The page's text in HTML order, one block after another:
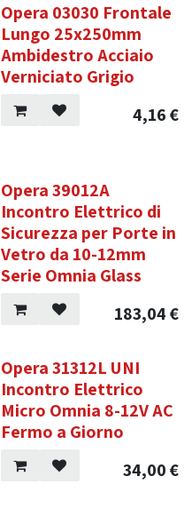
Opera 03030 Frontale
Lungo 25x250mm
Ambidestro Acciaio
Verniciato Grigio
4,16€
Opera 39012A
Incontro Elettrico di
Sicurezza per Porte in
Vetro da 10-12mm
Serie Omnia Glass
183,04€
Opera 31312L UNI
Incontro Elettrico
Micro Omnia 8-12V AC
Fermo a Giorno
34,00€